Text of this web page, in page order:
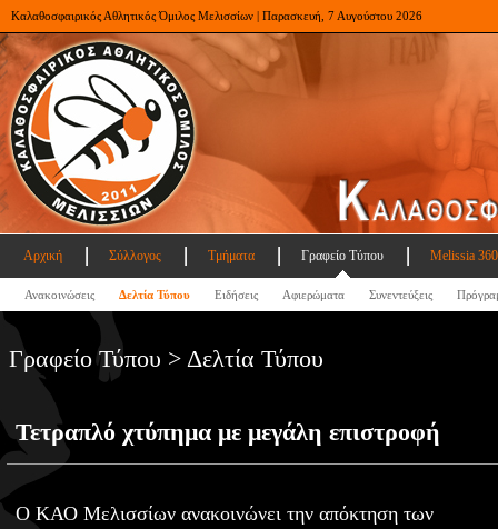
Καλαθοσφαιρικός Αθλητικός Όμιλος Μελισσίων | Παρασκευή, 7 Αυγούστου 2026
Αρχική Σύλλογος Τμήματα Γραφείο Τύπου Melissia
Ανακοινώσεις Δελτία Τύπου Ειδήσεις Αφιερώματα Συνεντεύξεις
Γραφείο Τύπου > Δελτία Τύπου
Τετραπλό χτύπημα με μεγάλη επιστροφή
Ο ΚΑΟ Μελισσίων ανακοινώνει την απόκτηση των